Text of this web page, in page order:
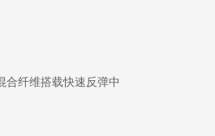
合纤维搭载快速反弹中